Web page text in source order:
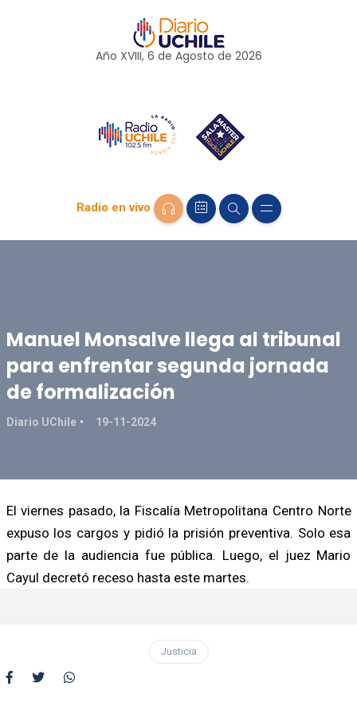
Año XVIII, 6 de Agosto de 2026
Radio en vivo
Manuel Monsalve llega al tribunal
para enfrentar segunda jornada
de formalización
Diario UChile 19-11-2024
El viernes pasado, la Fiscalía Metropolitana Centro Norte
expuso los cargos y pidió la prisión preventiva. Solo esa
parte de la audiencia fue pública. Luego, el juez Mario
Cayul decretó receso hasta este martes.
Justicia